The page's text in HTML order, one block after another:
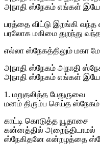
அநாதி ஸ்நேகம் எங்கள்
பரத்தை விட்டு இறங்கி
பரலோக மகிமை துறந்து
எல்லா ஸ்நேகத்திலும் மகா
அநாதி ஸ்நேகம் அநாதி
அநாதி ஸ்நேகம் எங்கள்
1. மறுதலித்த பேதுருவை
மனம் திரும்ப செய்த ஸ்நேகம்
காட்டி கொடுத்த யூதாசை
கன்னத்தில் அறைந்திடாமல்
ஸ்நேகிதனே என்றழத்தை